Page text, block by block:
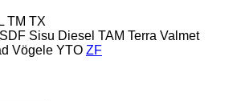
TM TX
SDF Sisu Diesel TAM Terra Valmet
Vögele YTO ZF